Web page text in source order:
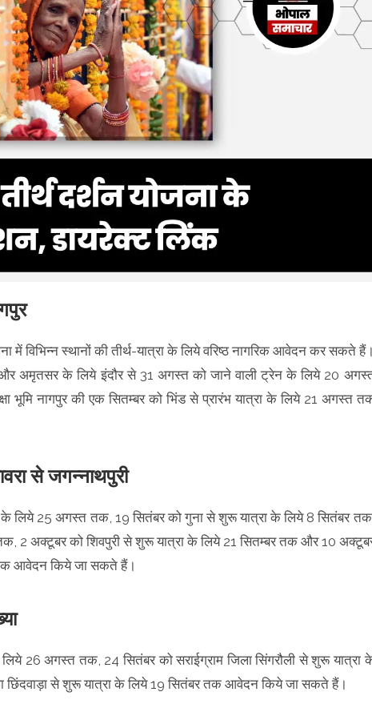
में विभिन्न स्थानों की तीर्थ-यात्रा के लिये वरिष्ठ नागरिक आवेदन कर सकते
से और अमृतसर के लिये इंदौर से 31 अगस्त को जाने वाली ट्रेन के लिये 20
भूमि नागपुर की एक सितम्बर को भिंड से प्रारंभ यात्रा के लिये 21 अगस्त
से जगन्नाथपुरी
के लिये 25 अगस्त तक, 19 सितंबर को गुना से शुरू यात्रा के लिये 8 सितंबर
2 अक्टूबर को शिवपुरी से शुरू यात्रा के लिये 21 सितम्बर तक और 10
तक आवेदन किये जा सकते हैं।
26 अगस्त तक, 24 सितंबर को सराईग्राम जिला सिंगरौली से शुरू यात्रा
छिंदवाड़ा से शुरू यात्रा के लिये 19 सितंबर तक आवेदन किये जा सकते हैं।